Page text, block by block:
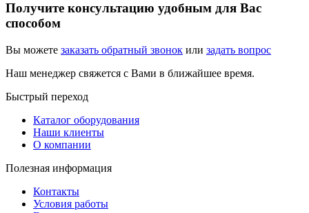
Получите консультацию удобным для Вас
способом
Вы можете заказать обратный звонок или задать вопрос
Наш менеджер свяжется с Вами в ближайшее время.
Быстрый переход
Каталог оборудования
Наши клиенты
О компании
Полезная информация
Контакты
Условия работы